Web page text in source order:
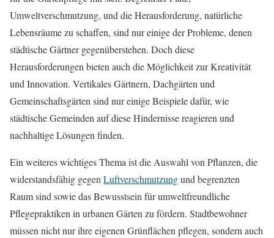
Umweltverschmutzung, und die Herausforderung, natürliche
Lebensräume zu schaffen, sind nur einige der Probleme, denen
städtische Gärtner gegenüberstehen. Doch diese
Herausforderungen bieten auch die Möglichkeit zur Kreativität
und Innovation. Vertikales Gärtnern, Dachgärten und
Gemeinschaftsgärten sind nur einige Beispiele dafür, wie
städtische Gemeinden auf diese Hindernisse reagieren und
nachhaltige Lösungen finden.
Ein weiteres wichtiges Thema ist die Auswahl von Pflanzen, die
widerstandsfähig gegenLuftverschmutzungund begrenzten
Raum sind sowie das Bewusstsein für umweltfreundliche
Pflegepraktiken in urbanen Gärten zu fördern. Stadtbewohner
müssen nicht nur ihre eigenen Grünflächen pflegen, sondern auch